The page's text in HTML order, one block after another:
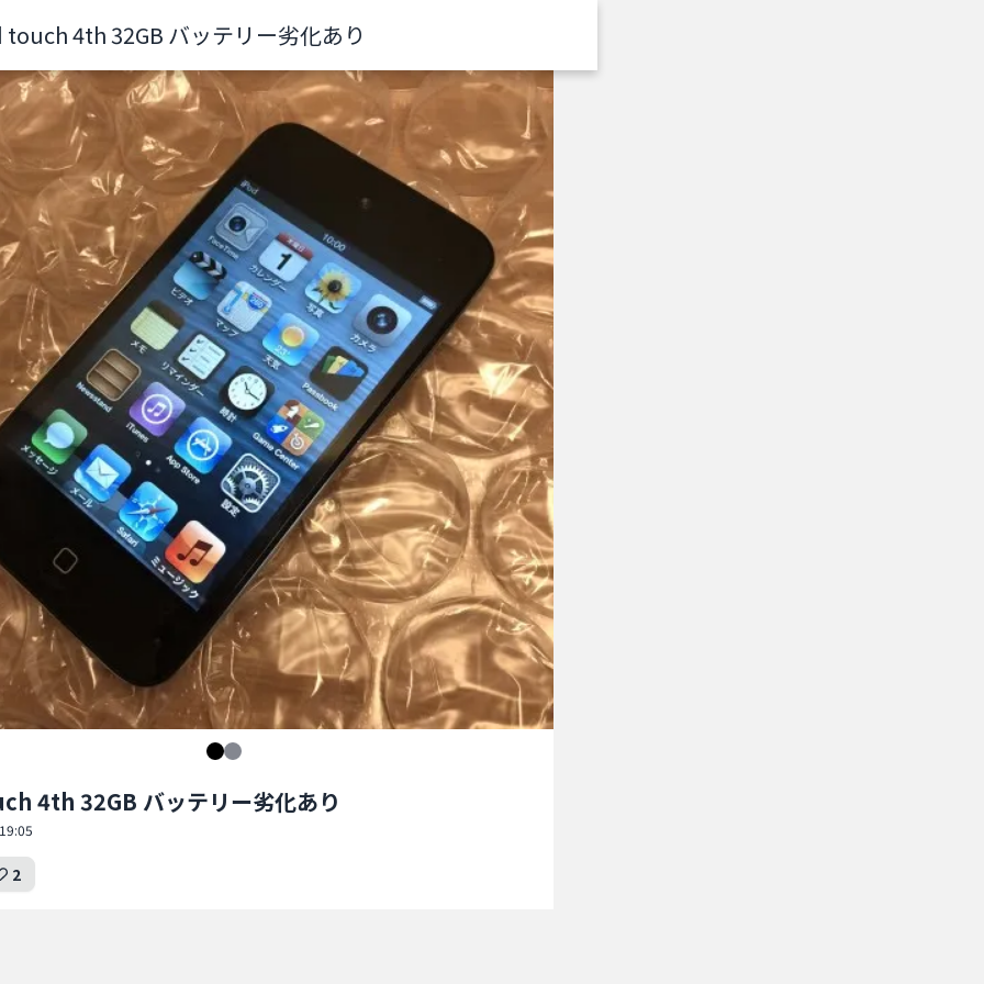
4th 32GB バッテリー劣化あり
4th 32GB バッテリー劣化あり
2